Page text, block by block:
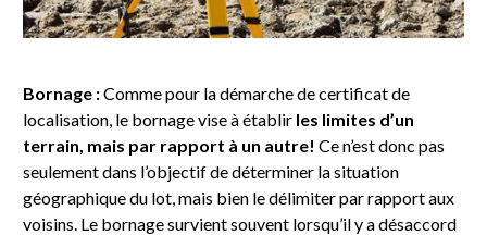
Bornage :Comme pour la démarche de certificat de
localisation, le bornage vise à établir les limites d’un
terrain, mais par rapport à un autre! Ce n’est donc pas
seulement dans l’objectif de déterminer la situation
géographique du lot, mais bien le délimiter par rapport aux
voisins. Le bornage survient souvent lorsqu’il y a désaccord